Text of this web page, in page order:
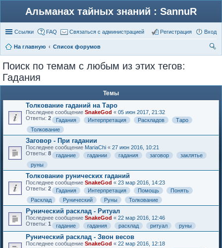
Альманах тайных знаний : SannuR
Ссылки FAQ Связаться с администрацией Вход
Регистрация
На главную
Список форумов
Поиск по темам с любым из этих тегов:
Гадания
Темы
Толкование гаданий на Таро
Последнее сообщение SnakeGod « 05 июн 2017, 21:32
Ответы: 2 Гадания Интерпретация Раскладов
Таро
Толкование
Заговор - При гадании
Последнее сообщение MariaChi « 27 июн 2016, 10:21
Ответы: 8 гадание гадании гадания заговор
заклятье
руны
Толкование рунических гаданий
Последнее сообщение SnakeGod « 23 мар 2016, 14:23
Ответы: 2 Гадания Интерпретация Помощь
Понять
Расклад
Рунический Руны Толкование
Рунический расклад - Ритуал
Последнее сообщение SnakeGod « 22 мар 2016, 12:46
Ответы: 1 гадание гадания расклад ритуал руны
Рунический расклад - Звон весов
Последнее сообщение SnakeGod « 22 мар 2016, 12:18